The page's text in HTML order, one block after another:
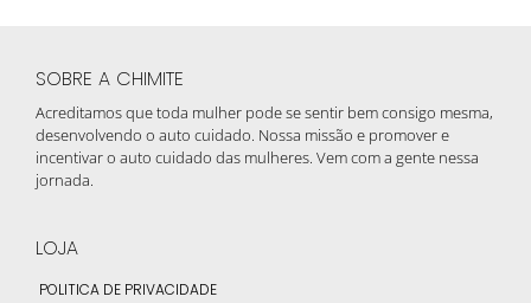
SOBRE A CHIMITE
Acreditamos que toda mulher pode se sentir bem consigo mesma,
desenvolvendo o auto cuidado. Nossa missão e promover e
incentivar o auto cuidado das mulheres. Vem com a gente nessa
jornada.
LOJA
POLITICA DE PRIVACIDADE